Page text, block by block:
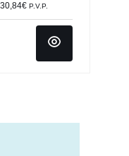
30,84€P.V.P.